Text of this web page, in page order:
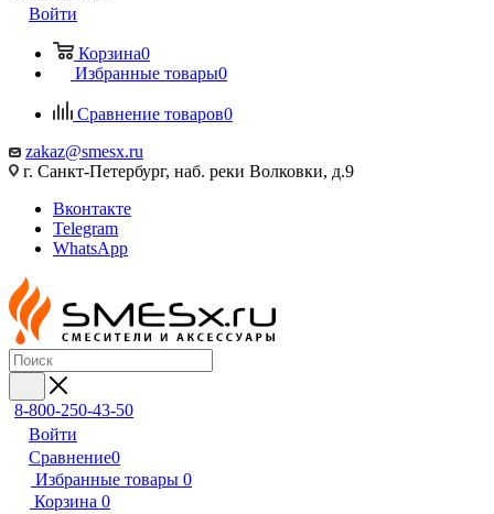
Войти
Корзина0
Избранные товары0
Сравнение товаров0
zakaz@smesx.ru
г. Санкт-Петербург, наб. реки Волковки, д.9
Вконтакте
Telegram
WhatsApp
8-800-250-43-50
Войти
Сравнение0
Избранные товары 0
Корзина 0